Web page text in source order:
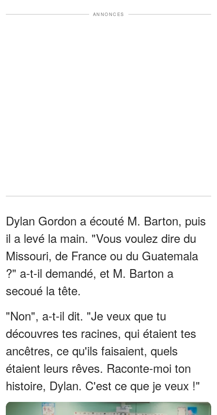
ANNONCES
Dylan Gordon a écouté M. Barton, puis
il a levé la main. "Vous voulez dire du
Missouri, de France ou du Guatemala
?" a-t-il demandé, et M. Barton a
secoué la tête.
"Non", a-t-il dit. "Je veux que tu
découvres tes racines, qui étaient tes
ancêtres, ce qu'ils faisaient, quels
étaient leurs rêves. Raconte-moi ton
histoire, Dylan. C'est ce que je veux !"